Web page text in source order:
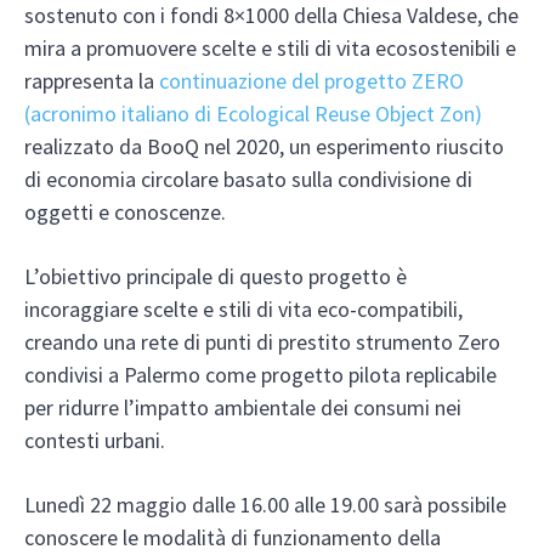
sostenuto con i fondi 8×1000 della Chiesa Valdese, che
mira a promuovere scelte e stili di vita ecosostenibili e
rappresenta la continuazione del progetto ZERO
(acronimo italiano di Ecological Reuse Object Zon)
realizzato da BooQ nel 2020, un esperimento riuscito
di economia circolare basato sulla condivisione di
oggetti e conoscenze.
L’obiettivo principale di questo progetto è
incoraggiare scelte e stili di vita eco-compatibili,
creando una rete di punti di prestito strumento Zero
condivisi a Palermo come progetto pilota replicabile
per ridurre l’impatto ambientale dei consumi nei
contesti urbani.
Lunedì 22 maggio dalle 16.00 alle 19.00 sarà possibile
conoscere le modalità di funzionamento della